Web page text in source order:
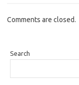
Comments are closed.
Search